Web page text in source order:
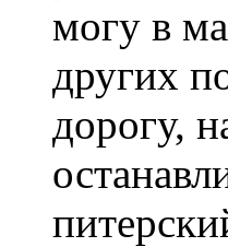
могу в
других
дорогу,